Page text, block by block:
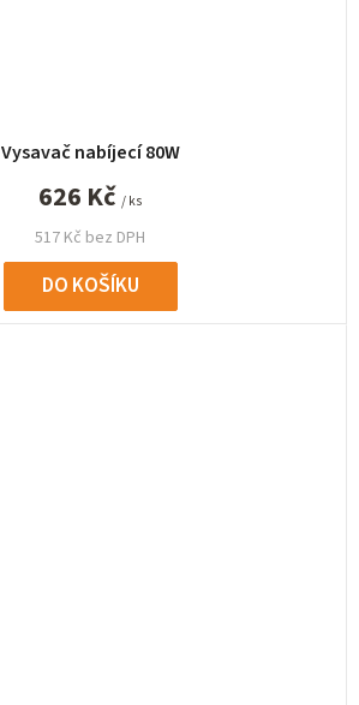
Vysavač nabíjecí 80W
517 Kč bez DPH
626 Kč / ks
DO KOŠÍKU